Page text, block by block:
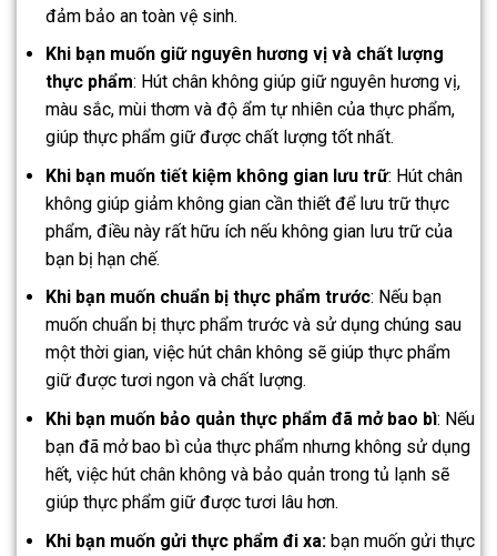
đảm bảo an toàn vệ sinh.
Khi bạn muốn giữ nguyên hương vị và chất lượng
thực phẩm: Hút chân không giúp giữ nguyên hương vị,
màu sắc, mùi thơm và độ ẩm tự nhiên của thực phẩm,
giúp thực phẩm giữ được chất lượng tốt nhất.
Khi bạn muốn tiết kiệm không gian lưu trữ: Hút chân
không giúp giảm không gian cần thiết để lưu trữ thực
phẩm, điều này rất hữu ích nếu không gian lưu trữ của
bạn bị hạn chế.
Khi bạn muốn chuẩn bị thực phẩm trước: Nếu bạn
muốn chuẩn bị thực phẩm trước và sử dụng chúng sau
một thời gian, việc hút chân không sẽ giúp thực phẩm
giữ được tươi ngon và chất lượng.
Khi bạn muốn bảo quản thực phẩm đã mở bao bì: Nếu
bạn đã mở bao bì của thực phẩm nhưng không sử dụng
hết, việc hút chân không và bảo quản trong tủ lạnh sẽ
giúp thực phẩm giữ được tươi lâu hơn.
Khi bạn muốn gửi thực phẩm đi xa:bạn muốn gửi thực